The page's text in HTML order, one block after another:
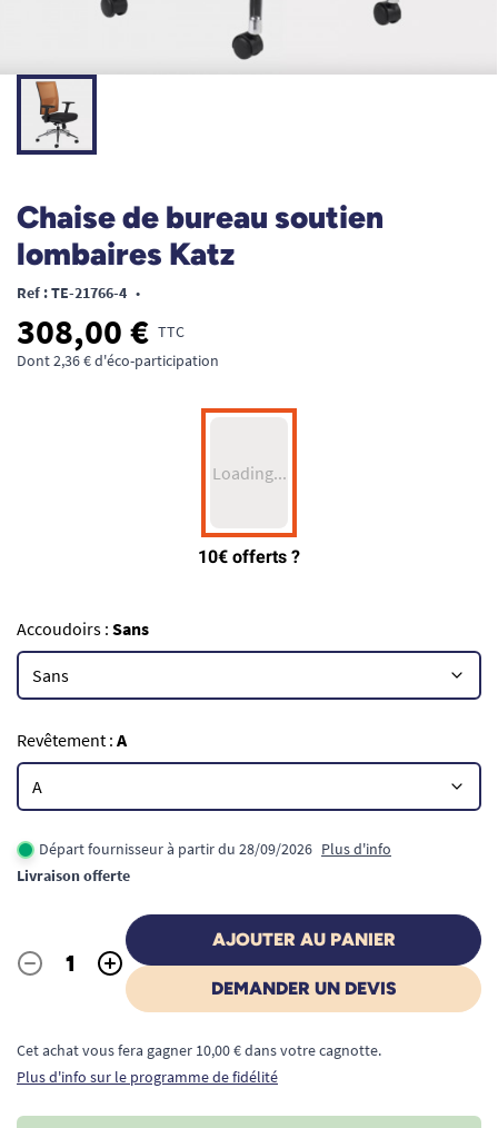
Chaise de bureau soutien
lombaires Katz
Ref : TE-21766-4 •
308,00 € TTC
Dont 2,36 € d'éco-participation
Accoudoirs : Sans
Revêtement : A
Départ fournisseur à partir du 28/09/2026 Plus d'info
Livraison offerte
Quantité
- +
AJOUTER AU PANIER
DEMANDER UN DEVIS
Cet achat vous fera gagner 10,00 € dans votre cagnotte.
Plus d'info sur le programme de fidélité